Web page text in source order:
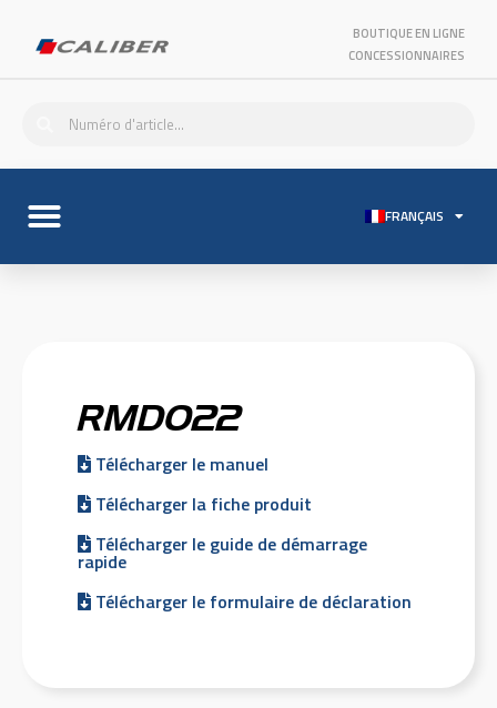
BOUTIQUE EN LIGNE
CONCESSIONNAIRES
FRANÇAIS
RMD022
Télécharger le manuel
Télécharger la fiche produit
Télécharger le guide de démarrage
rapide
Télécharger le formulaire de déclaration